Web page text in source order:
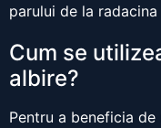
parului de la
Cum se
albire?
Pentru a beneficia